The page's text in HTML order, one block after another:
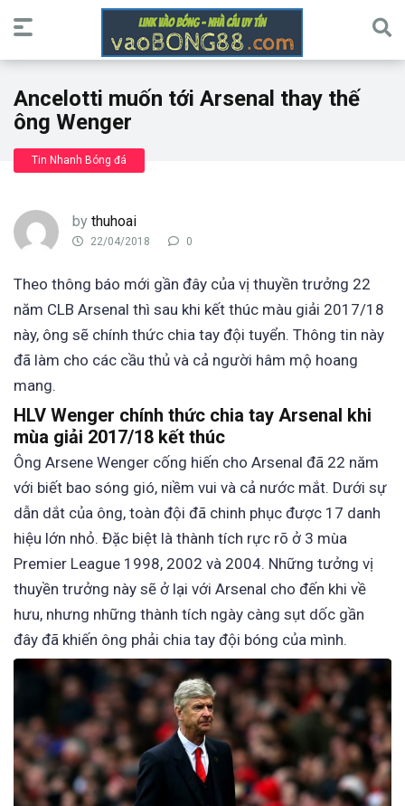
Ancelotti muốn tới Arsenal thay thế
ông Wenger
Tin Nhanh Bóng đá
by thuhoai
22/04/2018 0
Theo thông báo mới gần đây của vị thuyền trưởng 22
năm CLB Arsenal thì sau khi kết thúc màu giải 2017/18
này, ông sẽ chính thức chia tay đội tuyển. Thông tin này
đã làm cho các cầu thủ và cả người hâm mộ hoang
mang.
HLV Wenger chính thức chia tay Arsenal khi
mùa giải 2017/18 kết thúc
Ông Arsene Wenger cống hiến cho Arsenal đã 22 năm
với biết bao sóng gió, niềm vui và cả nước mắt. Dưới sự
dẫn dắt của ông, toàn đội đã chinh phục được 17 danh
hiệu lớn nhỏ. Đặc biệt là thành tích rực rõ ở 3 mùa
Premier League 1998, 2002 và 2004. Những tưởng vị
thuyền trưởng này sẽ ở lại với Arsenal cho đến khi về
hưu, nhưng những thành tích ngày càng sụt dốc gần
đây đã khiến ông phải chia tay đội bóng của mình.